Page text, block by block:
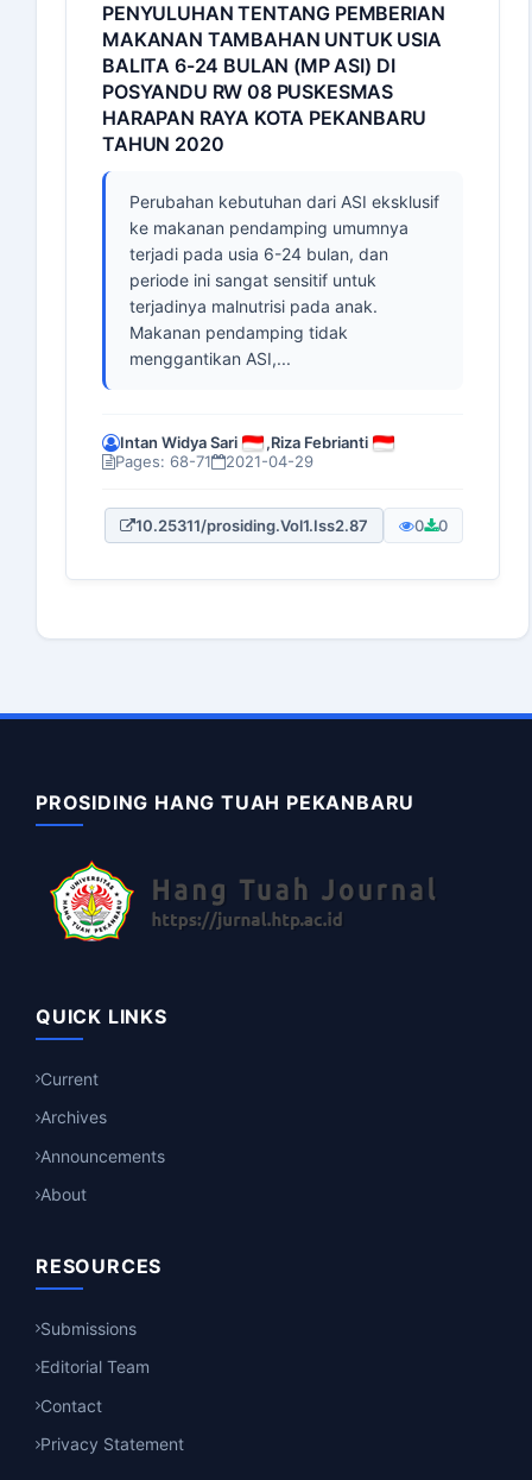
PENYULUHAN TENTANG PEMBERIAN
MAKANAN TAMBAHAN UNTUK USIA
BALITA 6-24 BULAN (MP ASI) DI
POSYANDU RW 08 PUSKESMAS
HARAPAN RAYA KOTA PEKANBARU
TAHUN 2020
Perubahan kebutuhan dari ASI eksklusif
ke makanan pendamping umumnya
terjadi pada usia 6-24 bulan, dan
periode ini sangat sensitif untuk
terjadinya malnutrisi pada anak.
Makanan pendamping tidak
menggantikan ASI,...
Intan Widya Sari ,Riza Febrianti
Pages: 68-71
2021-04-29
10.25311/prosiding.Vol1.Iss2.87 0 0
PROSIDING HANG TUAH PEKANBARU
QUICK LINKS
Current
Archives
Announcements
About
RESOURCES
Submissions
Editorial Team
Contact
Privacy Statement